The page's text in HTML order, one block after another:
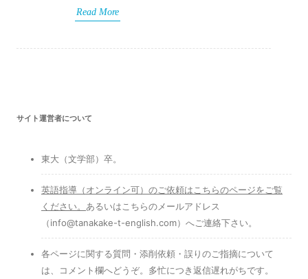
Read More
サイト運営者について
東大（文学部）卒。
英語指導（オンライン可）のご依頼はこちらのページをご覧
ください。 あるいはこちらのメールアドレス
（info@tanakake-t-english.com）へご連絡下さい。
各ページに関する質問・添削依頼・誤りのご指摘について
は、コメント欄へどうぞ。多忙につき返信遅れがちです。